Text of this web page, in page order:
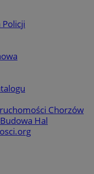
Chorzów
Hal